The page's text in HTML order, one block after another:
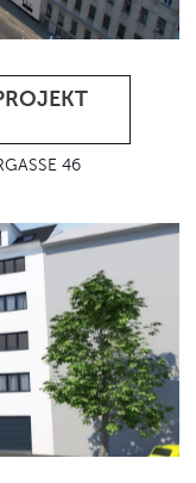
46